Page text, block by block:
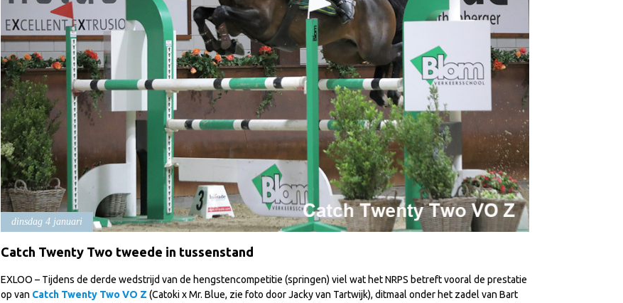
dinsdag 4 januari
Catch Twenty Two tweede in tussenstand
EXLOO – Tijdens de derde wedstrijd van de hengstencompetitie (springen) viel wat het NRPS betreft vooral de prestatie
op van Catch Twenty Two VO Z (Catoki x Mr. Blue, zie foto door Jacky van Tartwijk), ditmaal onder het zadel van Bart